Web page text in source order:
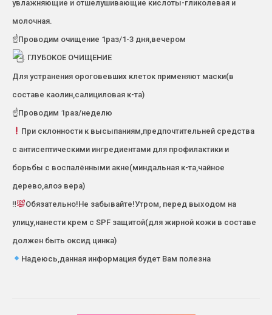
увлажняющие и отшелушивающие кислоты-гликолевая и
молочная.
☝Проводим очищение 1раз/1-3 дня,вечером
. ГЛУБОКОЕ ОЧИЩЕНИЕ
Для устранения ороговевших клеток применяют маски(в
составе каолин,салициловая к-та)
☝Проводим 1раз/неделю
При склонности к высыпаниям,предпочтительней средства
с антисептическими ингредиентами для профилактики и
борьбы с воспалёнными акне(миндальная к-та,чайное
дерево,алоэ вера)
‼
Обязательно!Не забывайте!Утром, перед выходом на
улицу,нанести крем с SPF защитой(для жирной кожи в составе
должен быть оксид цинка)
Надеюсь,данная информация будет Вам полезна